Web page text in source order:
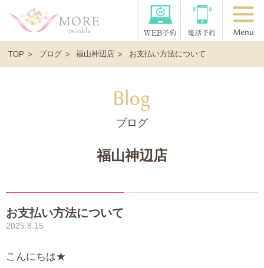
TOP ブログ 福山神辺店 お支払い方法について
ブログ
福山神辺店
お支払い方法について
2025.8.15
こんにちは★